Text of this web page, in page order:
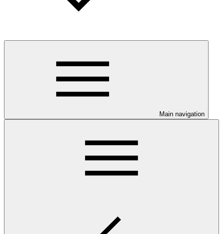
Main navigation